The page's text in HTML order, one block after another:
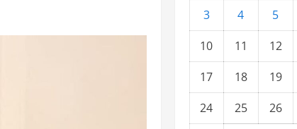
3
4 5
10
11 12
17
18 19
24
25 26